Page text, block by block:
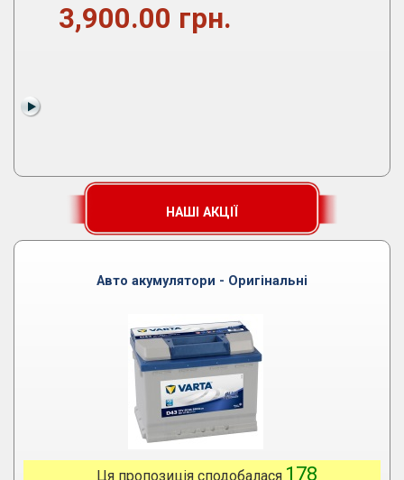
3,900.00 грн.
НАШІ АКЦІЇ
Авто акумулятори - Оригінальні
Ця пропозиція сподобалася 178